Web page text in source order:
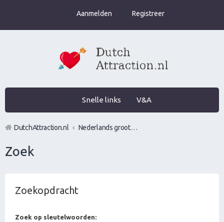
Aanmelden Registreer
Snelle links V&A
DutchAttraction.nl Nederlands grootste Dutch Attraction, Lifestyle, Vrouwen versieren en Pick-Up (PUA) Forum
Zoek
Zoekopdracht
Zoek op sleutelwoorden: